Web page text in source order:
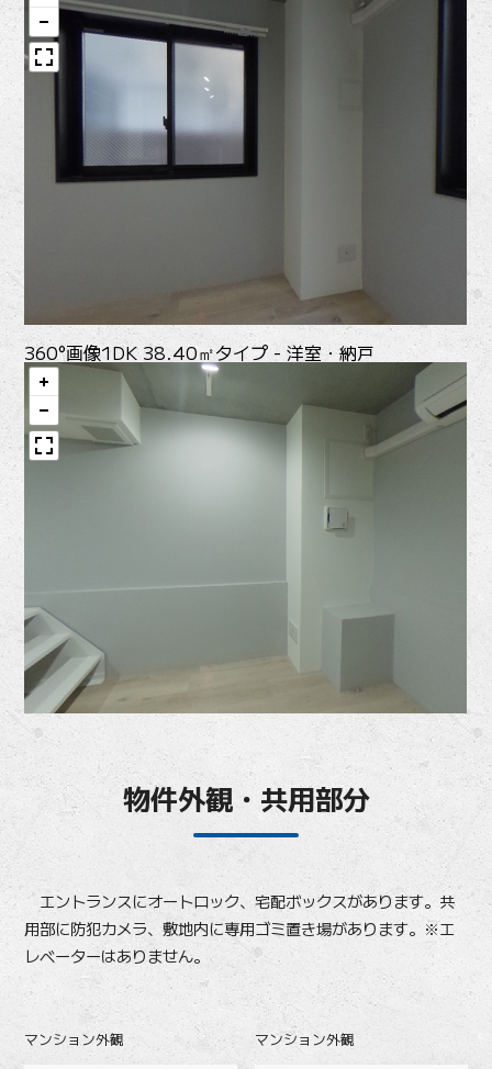
360°画像1DK 38.40㎡タイプ - 洋室・納戸
物件外観・共用部分
エントランスにオートロック、宅配ボックスがあります。共
用部に防犯カメラ、敷地内に専用ゴミ置き場があります。※エ
レベーターはありません。
マンション外観 マンション外観